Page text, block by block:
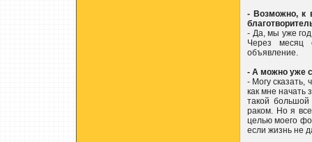
- Возможно, к
- Да, мы уже
Через месяц
объявление.
- А можно уже
- Могу сказать,
как мне начать
такой большой
раком. Но я
целью моего
если жизнь не